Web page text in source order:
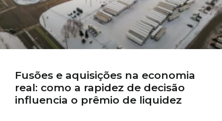
Fusões e aquisições na economia
real: como a rapidez de decisão
influencia o prêmio de liquidez